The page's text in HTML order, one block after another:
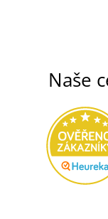
Naše